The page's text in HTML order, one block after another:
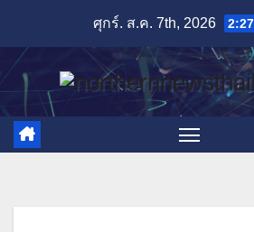
content
ศุกร์. ส.ค. 7th, 2026